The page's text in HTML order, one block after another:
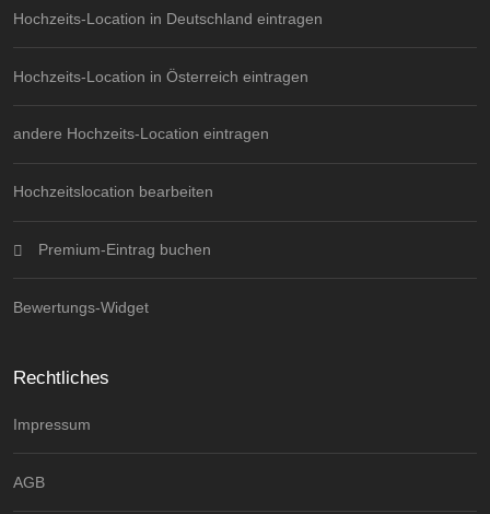
Hochzeits-Location in Deutschland eintragen
Hochzeits-Location in Österreich eintragen
andere Hochzeits-Location eintragen
Hochzeitslocation bearbeiten
Premium-Eintrag buchen
Bewertungs-Widget
Rechtliches
Impressum
AGB